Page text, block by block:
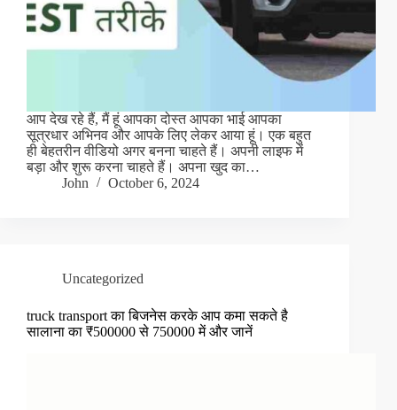
आप देख रहे हैं, मैं हूं आपका दोस्त आपका भाई आपका
सूत्रधार अभिनव और आपके लिए लेकर आया हूं। एक बहुत
ही बेहतरीन वीडियो अगर बनना चाहते हैं। अपनी लाइफ में
बड़ा और शुरू करना चाहते हैं। अपना खुद का…
John
October 6, 2024
Uncategorized
truck transport का बिजनेस करके आप कमा सकते है
सालाना का ₹500000 से 750000 में और जानें